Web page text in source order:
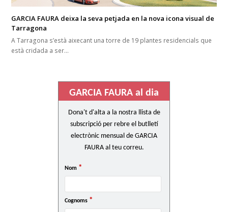
GARCIA FAURA deixa la seva petjada en la nova icona visual de
Tarragona
A Tarragona s’està aixecant una torre de 19 plantes residencials que
està cridada a ser…
GARCIA FAURA al dia
Dona't d'alta a la nostra llista de
subscripció per rebre el butlletí
electrònic mensual de GARCIA
FAURA al teu correu.
Nom *
Cognoms *